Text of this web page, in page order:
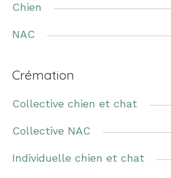
Chien
NAC
Crémation
Collective chien et chat
Collective NAC
Individuelle chien et chat